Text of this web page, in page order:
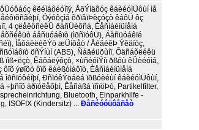
êëéìáôéóìïý, ÅðÝíäõóç êáèéóìÜôùí ìå
Óýóôçìá õðïâïÞèçóçò êáôÜ ôç
4 çëåêôñéêÜ ðáñÜèõñá, Èåñìáéíüìåíá
áåñüóáêïò (ìðñïóôÜ), Áåñüóáêïé
ÌåôáëëéêÝò æÜíôåò / ÅéäéêÞ Ýêäïóç,
öñÝíùí (ABS), Ñáäéüöùíï, Õäñáõëéêü
ïìß÷ëçò, Êáôáëýôçò, ×ùñéóìÝíï ðßóù êÜèéóìá,
ýøïõò ôïõ êáèßóìáôïò, Èåñìáéíüìåíá
ìðñïóôéíþí, ÐñïóêÝöáëá ïðßóèéùí êáèéóìÜôùí,
áðïóêåõþí, Êåñáßá ïñïöÞò, Partikelfilter,
Bluetooth, Einparkhilfe -
ISOFIX (Kindersitz) ... Ðåñéóóüôåñåò